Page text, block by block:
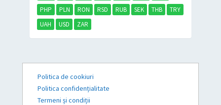
PHP
PLN RON RSD RUB SEK THB
TRY
UAH
USD ZAR
Politica de cookiuri
Politica confidențialitate
Termeni și condiții